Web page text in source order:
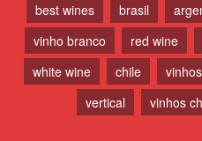
best wines
brasil
vinho branco
red wine
white wine
chile
vertical
vinhos